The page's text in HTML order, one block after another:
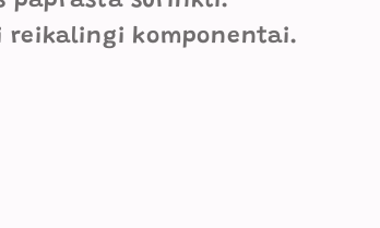
reikalingi komponentai.